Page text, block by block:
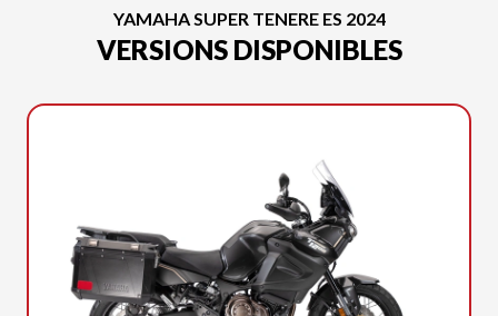
YAMAHA SUPER TENERE ES 2024
VERSIONS DISPONIBLES